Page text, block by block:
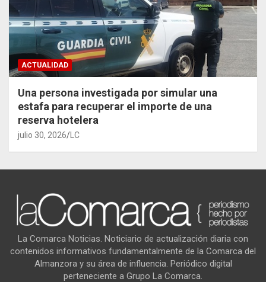
ACTUALIDAD
Una persona investigada por simular una
estafa para recuperar el importe de una
reserva hotelera
julio 30, 2026 LC
La Comarca Noticias. Noticiario de actualización diaria con
contenidos informativos fundamentalmente de la Comarca del
Almanzora y su área de influencia. Periódico digital
perteneciente a Grupo La Comarca.